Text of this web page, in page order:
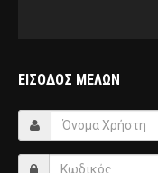
ΕΊΣΟΔΟΣ ΜΕΛΏΝ